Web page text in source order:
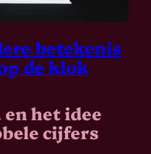
betekenis
de klok
het idee
cijfers